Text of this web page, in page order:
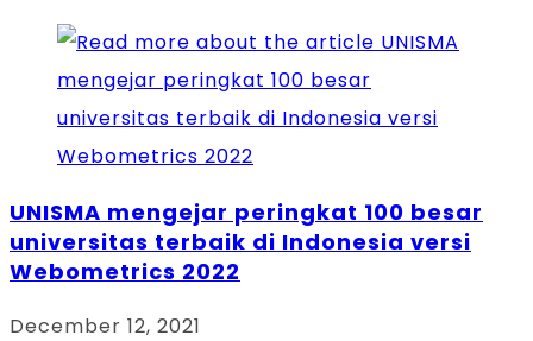
UNISMA mengejar peringkat 100 besar
universitas terbaik di Indonesia versi
Webometrics 2022
December 12, 2021